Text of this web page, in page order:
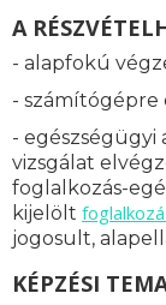
A
- alapfokú
- számítógépre
- egészségügyi
vizsgálat
foglalkozás-
kijelölt
jogosult,
KÉPZÉSI